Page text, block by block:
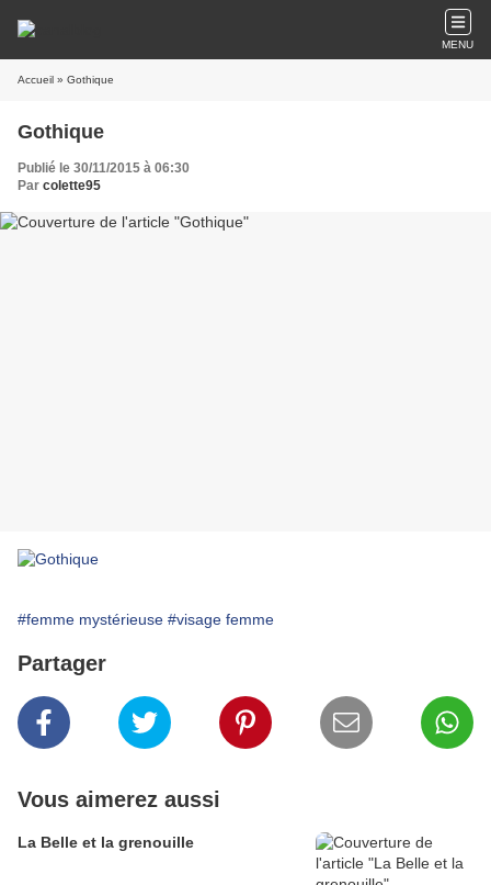
MENU
Accueil » Gothique
Gothique
Publié le 30/11/2015 à 06:30
Par colette95
#femme mystérieuse #visage femme
Partager
Vous aimerez aussi
La Belle et la grenouille